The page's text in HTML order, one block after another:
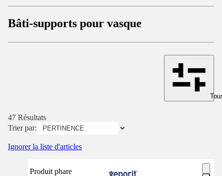
Bâti-supports pour vasque
47 Résultats
Trier par:
Ignorer la liste d'articles
Produit phare